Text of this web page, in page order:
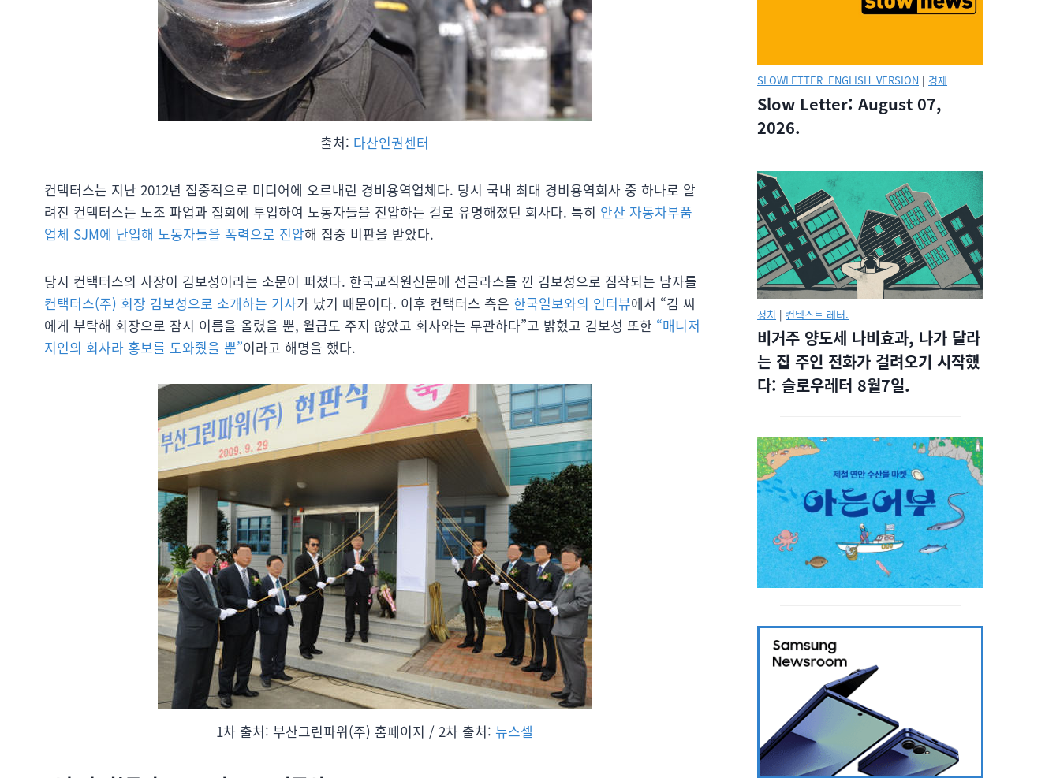
출처: 다산인권센터
컨택터스는 지난 2012년 집중적으로 미디어에 오르내린 경비용역업체다. 당시 국내 최대 경비용역회사 중 하나로 알
려진 컨택터스는 노조 파업과 집회에 투입하여 노동자들을 진압하는 걸로 유명해졌던 회사다. 특히 안산 자동차부품
업체 SJM에 난입해 노동자들을 폭력으로 진압해 집중 비판을 받았다.
당시 컨택터스의 사장이 김보성이라는 소문이 퍼졌다. 한국교직원신문에 선글라스를 낀 김보성으로 짐작되는 남자를
컨택터스(주) 회장 김보성으로 소개하는 기사가 났기 때문이다. 이후 컨택터스 측은 한국일보와의 인터뷰에서 “김 씨
에게 부탁해 회장으로 잠시 이름을 올렸을 뿐, 월급도 주지 않았고 회사와는 무관하다”고 밝혔고 김보성 또한 “매니저
지인의 회사라 홍보를 도와줬을 뿐”이라고 해명을 했다.
1차 출처: 부산그린파워(주) 홈페이지 / 2차 출처: 뉴스셀
SLOWLETTER_ENGLISH_VERSION | 경제
Slow Letter: August 07,
2026.
정치 | 컨텍스트 레터.
비거주 양도세 나비효과, 나가 달라
는 집 주인 전화가 걸려오기 시작했
다: 슬로우레터 8월7일.